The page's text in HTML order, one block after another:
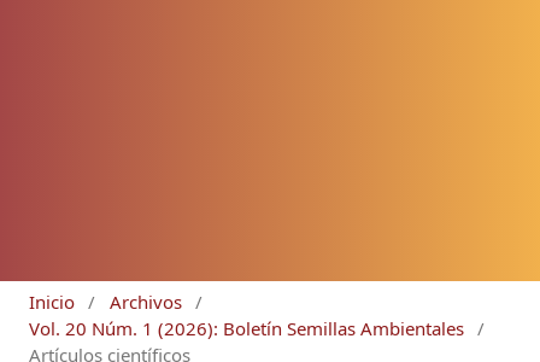
Inicio / Archivos /
Vol. 20 Núm. 1 (2026): Boletín Semillas Ambientales /
Artículos científicos